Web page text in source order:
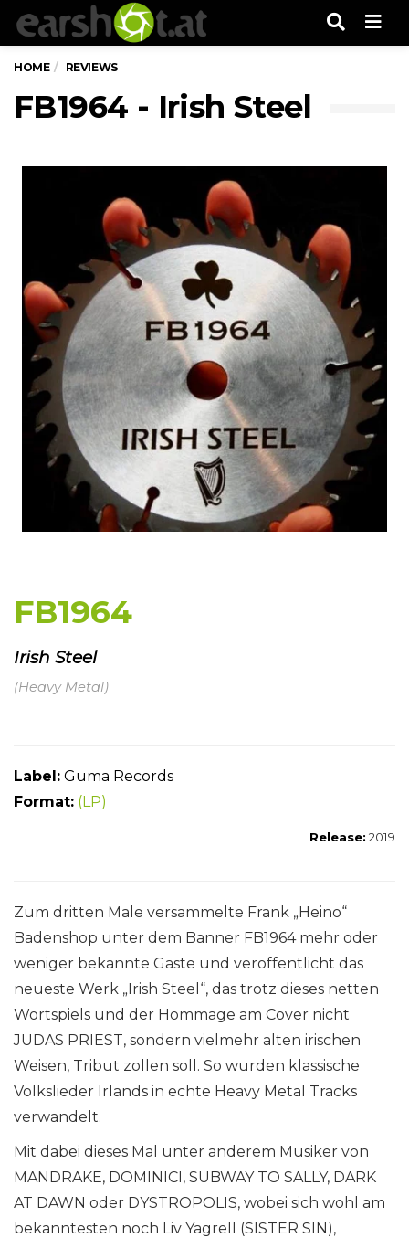
HOME REVIEWS
FB1964 - Irish Steel
FB1964
Irish Steel
(Heavy Metal)
Label: Guma Records
Format: (LP)
Release: 2019
Zum dritten Male versammelte Frank „Heino“
Badenshop unter dem Banner FB1964 mehr oder
weniger bekannte Gäste und veröffentlicht das
neueste Werk „Irish Steel“, das trotz dieses netten
Wortspiels und der Hommage am Cover nicht
JUDAS PRIEST, sondern vielmehr alten irischen
Weisen, Tribut zollen soll. So wurden klassische
Volkslieder Irlands in echte Heavy Metal Tracks
verwandelt.
Mit dabei dieses Mal unter anderem Musiker von
MANDRAKE, DOMINICI, SUBWAY TO SALLY, DARK
AT DAWN oder DYSTROPOLIS, wobei sich wohl am
bekanntesten noch Liv Yagrell (SISTER SIN),